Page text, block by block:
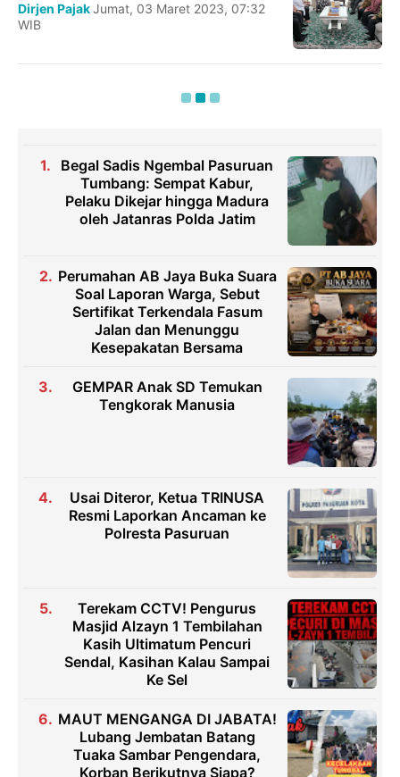
Dirjen PajakJumat, 03 Maret 2023, 07:32
WIB
Begal Sadis Ngembal Pasuruan
Tumbang: Sempat Kabur,
Pelaku Dikejar hingga Madura
oleh Jatanras Polda Jatim
Perumahan AB Jaya Buka Suara
Soal Laporan Warga, Sebut
Sertifikat Terkendala Fasum
Jalan dan Menunggu
Kesepakatan Bersama
GEMPAR Anak SD Temukan
Tengkorak Manusia
Usai Diteror, Ketua TRINUSA
Resmi Laporkan Ancaman ke
Polresta Pasuruan
Terekam CCTV! Pengurus
Masjid Alzayn 1 Tembilahan
Kasih Ultimatum Pencuri
Sendal, Kasihan Kalau Sampai
Ke Sel
MAUT MENGANGA DI JABATA!
Lubang Jembatan Batang
Tuaka Sambar Pengendara,
Korban Berikutnya Siapa?